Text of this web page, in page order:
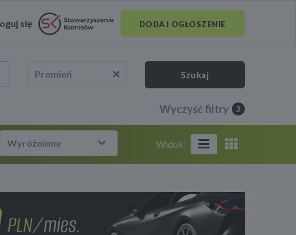
się DODAJ OGŁOSZENIE
Promień Szukaj
Wyczyść filtry 3
Wyróżnione Widok: